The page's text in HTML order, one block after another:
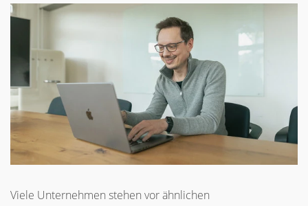
Viele Unternehmen stehen vor ähnlichen